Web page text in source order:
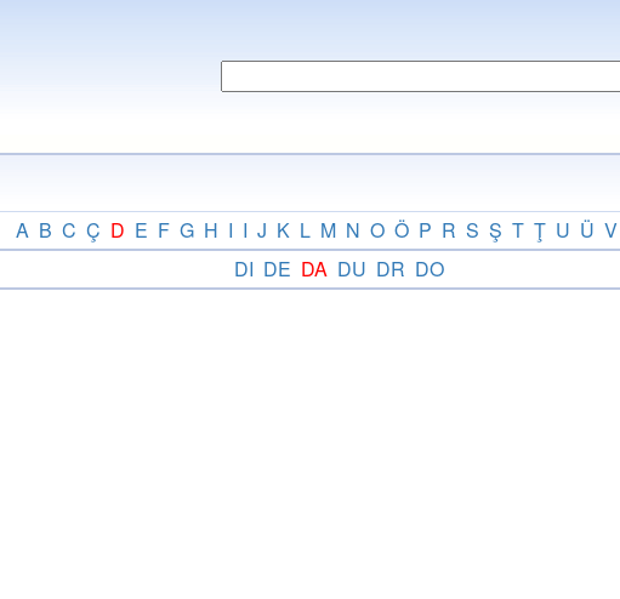
A B C Ç D E F G H I I J K L M N O Ö P R S Ş T Ţ U Ü V
DI DE DA DU DR DO